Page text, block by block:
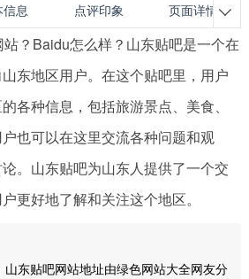
息 点评印象 页面详情 
？Baidu怎么样？山东贴吧是一个在
东地区用户。在这个贴吧里，用户
各种信息，包括旅游景点、美食、
也可以在这里交流各种问题和观
。山东贴吧为山东人提供了一个交
更好地了解和关注这个地区。
东贴吧网站地址由绿色网站大全网友分